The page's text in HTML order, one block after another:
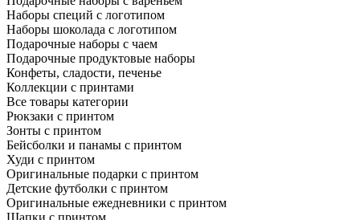
Наборы специй с логотипом
Наборы шоколада с логотипом
Подарочные наборы с чаем
Подарочные продуктовые наборы
Конфеты, сладости, печенье
Коллекции с принтами
Все товары категории
Рюкзаки с принтом
Зонты с принтом
Бейсболки и панамы с принтом
Худи с принтом
Оригинальные подарки с принтом
Детские футболки с принтом
Оригинальные ежедневники с принтом
Шапки с принтом